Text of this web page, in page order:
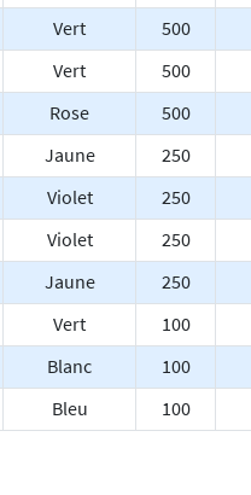
Vert 500
Vert 500
Rose 500
Jaune 250
Violet 250
Violet 250
Jaune 250
Vert 100
Blanc 100
Bleu 100